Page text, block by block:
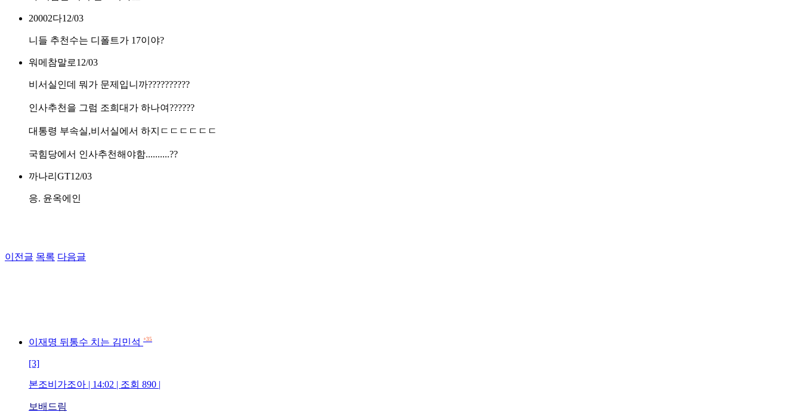
20002다12/03
니들 추천수는 디폴트가 17이야?
워메참말로12/03
비서실인데 뭐가 문제입니까??????????
인사추천을 그럼 조희대가 하나여??????
대통령 부속실,비서실에서 하지ㄷㄷㄷㄷㄷㄷ
국힘당에서 인사추천해야함..........??
까나리GT12/03
응. 윤옥에인
이전글 목록 다음글
이재명 뒤통수 치는 김민석 +35
[3]
본조비가조아 | 14:02 | 조회 890 |
보배드림